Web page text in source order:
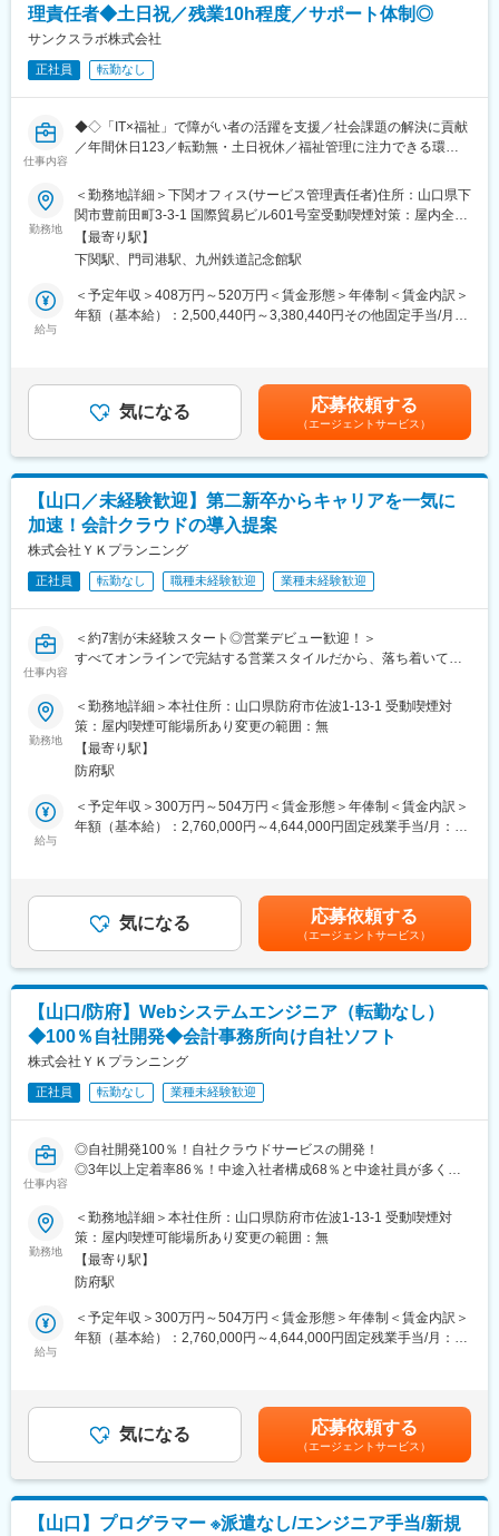
社基準に基づき社員を評価します。評価項目は社内公開されてお
り納得度の高い評価となっています。
在職中の学位取得を支援する制度です。受験料・授業料まで会社
変更の範囲：本文参照
の準備
（2）アプローチ
訪問・Web・電話で効率的にアプローチ、要望ヒアリング、課題
解決の提案
（4）アフターフォロー
導入後のサポート、新たなお困りごとの対応
■契約更新：
本ポジションは、未経験の方を育成する前提のため、契約社員か
らのスタートとなります。まずは経験を積みながら、少しずつス
キルや役割を広げていきます。
契約の更新：更新上限：有 通算契約期間上限3年
契約社員グレードB(3ヶ月更新・賞与無)→契約社員グレードA(1年
《昇格例》
【CA:カスタマアテンダント】
・契約社員グレードBからグレードAへ昇格：最短6か月、平均1年
・契約社員グレードAから正社員への昇格：最短6か月、平均3年
■給与制度：
固定給に加え、NTTグループ唯一のインセンティブ制度を導入。
自身の頑張りが給与にしっかり反映される環境です。
■入社後の研修：
中途採用では珍しい手厚い新人研修あり！未経験からスキルを身
につけられる環境です。
職種によって研修期間は異なります。
※通勤不可の方には宿泊を手配いたします。
変更の範囲：会社の定める業務
理責任者◆土日祝／残業10h程度／サポート体制◎
サンクスラボ株式会社
正社員 転勤なし
仕事内容
◆◇「IT×福祉」で障がい者の活躍を支援／社会課題の解決に貢献
／年間休日123／転勤無・土日祝休／福祉管理に注力できる環境
同社は「IT×福祉」で障がい者の活躍を支援し、雇用創出や企業の
雇用促進に貢献する事業を行っています。
■具体的な仕事内容：
・個別支援計画作成及び推進
・利用者に対するサービス提供に関する管理業務全般
※法令遵守を徹底した運営体制があり、行政対応は本部もサポート
しています◎
また拠点マネージャーも在籍しておりますので、役割分担ができ
ており残業も少ないです。
＼同ポジションの魅力／
【サポート業務に集中できる】
・各拠点に「拠点長」がいるため、営業活動や売上管理などは必
要ありません。
また支援員等のメンバー育成など、「支援の質を高めること」に
集中できます。
60歳以上でも昇給＆キャリアアップが可能なので、長期的にキャ
リアを積んでいけます！
また、外部専門家や有資格者による研修など、学ぶ機会も多く用
意されているためご自身の専門性を向上させることができます。
サビ管2名体制ですので、お休みがとりにくい…なんて事もありま
せん！
・研修チームによる社内研修やOJT制度など、支援員やサービス
管理責任者としてさらにキャリアアップするための社内制度が整
っています。
・サービス管理責任者の先には「エリアトレーナー」や「スーパ
ーバイザー」など、幅広いキャリアパスをご用意しています。
・外部専門家や有資格者による研修など、学ぶ機会も多く用意さ
れているためご自身の専門性を向上させることができます。
＜入社時の参考年収＞
476万円～：サビ管3年以上＋就労支援3年以上（第2サビ管）
500万円～：サビ管3年以上＋就労支援3年以上（第1サビ管）
変更の範囲：会社の定める業務
勤務地
＜勤務地詳細＞下関オフィス(サービス管理責任者)住所：山口県下
関市豊前田町3-3-1 国際貿易ビル601号室受動喫煙対策：屋内全面
禁煙変更の範囲：会社の定める事業所
【最寄り駅】
下関駅、門司港駅、九州鉄道記念館駅
給与
＜予定年収＞408万円～520万円＜賃金形態＞年俸制＜賃金内訳＞
年額（基本給）：2,500,440円～3,380,440円その他固定手当/月：
残業手当＞有＜給与補足＞■昇給：年1回※人事考査有■その他固定
手当：ベースアップ手当／サビ管配置手当※経験により考慮しま
す。賃金はあくまでも目安の金額であり、選考を通じて上下する
可能性があります。月給(月額)は固定手当を含めた表記です。
気になる 応募依頼する
（エージェントサービス）
【山口／未経験歓迎】第二新卒からキャリアを一気に
加速！会計クラウドの導入提案
株式会社ＹＫプランニング
正社員 転勤なし 職種未経験歓迎 業種未経験歓迎
仕事内容
＜約7割が未経験スタート◎営業デビュー歓迎！＞
すべてオンラインで完結する営業スタイルだから、落ち着いて成
ITや会計の知識も、仕事をしながら自然と身につきます。
＼当社のスゴイところ！／
◎導入社数約35,000社！
◎ freee・勘定奉行など有名会計ソフトと連携
◎ 自社開発の特許技術が強み！
・サービスのご提案
・マーケティング施策の企画
・オンラインセミナーやイベントの運営 など
慣れてきたら1日2～3件ほどのオンライン商談（1件約1時間）を
担当します。
専門的な質問が出ても、チャットですぐ社内サポートに聞けるの
で安心です◎
将来的には、導入コンサルや活用サポート、マニュアル・動画作
成などにもチャレンジできます！
■未経験でも安心の研修体制
・入社～半年：先輩と一緒に商談＆基礎を習得
・半年～1年：サポート付きで商談に挑戦
未経験入社2年目で月数十件の実績を出す先輩もいます♪
■職場の雰囲気
会社全体の平均年齢は35歳です。営業メンバーは20～30代前半が
入社3年以上の定着率は94％！居心地の良さも自慢。
服装はオフィスカジュアルでOK。全員に配布されるオリジナルT
■働き方
2025年度の平均残業時間は6.5時間／月。
飛び込み営業や大量架電はなく、マーケ部が獲得したお客様への
提案が中心なので、営業に集中できます。
「営業にチャレンジしてみたい」「成長できる環境で働きたい」
勤務地
＜勤務地詳細＞本社住所：山口県防府市佐波1-13-1 受動喫煙対
策：屋内喫煙可能場所あり変更の範囲：無
【最寄り駅】
防府駅
給与
＜予定年収＞300万円～504万円＜賃金形態＞年俸制＜賃金内訳＞
年額（基本給）：2,760,000円～4,644,000円固定残業手当/月：
補足＞■昇給：年1回（1月）■年俸制のため賞与無■年収モデル：
20代：300万～450万30代：390万～740万40代：450万～900万※
前職年収やご経験によって給与の設定を行います。※評価やスキル
によって金額変動あり。賃金はあくまでも目安の金額であり、選
考を通じて上下する可能性があります。月給(月額)は固定手当を含
めた表記です。
気になる 応募依頼する
（エージェントサービス）
【山口/防府】Webシステムエンジニア（転勤なし）
◆100％自社開発◆会計事務所向け自社ソフト
株式会社ＹＫプランニング
正社員 転勤なし 業種未経験歓迎
仕事内容
◎自社開発100％！自社クラウドサービスの開発！
◎3年以上定着率86％！中途入社者構成68％と中途社員が多く活
◎残業月平均10時間！
◎未経験チャレンジ可能！
■業務について：
Webシステムエンジニアとして、下記業務をご担当いただきま
す。
・自社開発のパッケージ、クラウドサービス、スマホアプリ等の
開発（会計事務所、一般企業向け）
■業務の特徴：
・まずは自社クラウドサービスbixid（ビサイド）の機能アドオン
開発から担って頂きプロダクトについて理解を深めて頂く予定で
・リリースしているソフトは会計事務所がメインユーザー。当社
は会計事務所から事業展開して誕生した企業のためより顧客目線
勤務地
＜勤務地詳細＞本社住所：山口県防府市佐波1-13-1 受動喫煙対
策：屋内喫煙可能場所あり変更の範囲：無
【最寄り駅】
防府駅
給与
＜予定年収＞300万円～504万円＜賃金形態＞年俸制＜賃金内訳＞
年額（基本給）：2,760,000円～4,644,000円固定残業手当/月：
補足＞■昇給：年1回（1月）※年俸制のため賞与なし■モデル年収
30代で600万後半など活躍次第で給与UPできる環境です。賃金は
あくまでも目安の金額であり、選考を通じて上下する可能性があ
ります。月給(月額)は固定手当を含めた表記です。
気になる 応募依頼する
（エージェントサービス）
【山口】プログラマー ※派遣なし/エンジニア手当/新規